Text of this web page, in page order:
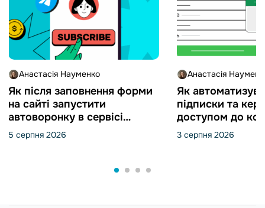
Анастасія Науменко
Як після заповнення форми
на сайті запустити
автоворонку в сервісі
Automation 360 і створити
угоду в CRM від SendPulse
5 серпня 2026
Анастасія
Як
підписки та
доступом до
SendPulse
3 серпня 2026